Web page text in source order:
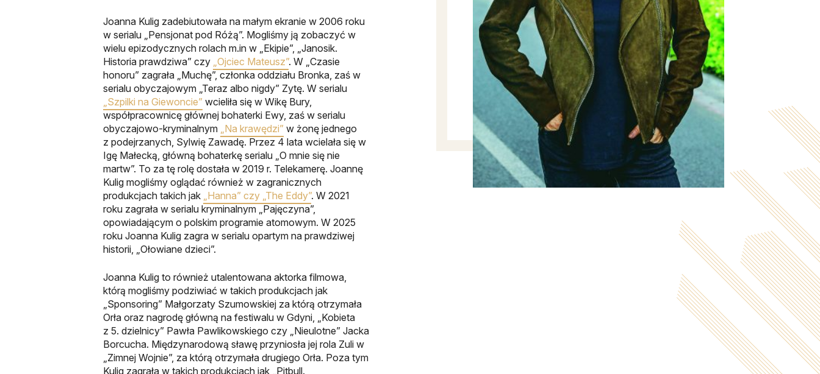
Joanna Kulig zadebiutowała na małym ekranie w 2006 roku
w serialu „Pensjonat pod Różą”. Mogliśmy ją zobaczyć w
wielu epizodycznych rolach m.in w „Ekipie”, „Janosik.
Historia prawdziwa” czy „Ojciec Mateusz”. W „Czasie
honoru” zagrała „Muchę”, członka oddziału Bronka, zaś w
serialu obyczajowym „Teraz albo nigdy” Zytę. W serialu
„Szpilki na Giewoncie” wcieliła się w Wikę Bury,
współpracownicę głównej bohaterki Ewy, zaś w serialu
obyczajowo-kryminalnym „Na krawędzi” w żonę jednego
z podejrzanych, Sylwię Zawadę. Przez 4 lata wcielała się w
Igę Małecką, główną bohaterkę serialu „O mnie się nie
martw”. To za tę rolę dostała w 2019 r. Telekamerę. Joannę
Kulig mogliśmy oglądać również w zagranicznych
produkcjach takich jak „Hanna” czy „The Eddy”. W 2021
roku zagrała w serialu kryminalnym „Pajęczyna”,
opowiadającym o polskim programie atomowym. W 2025
roku Joanna Kulig zagra w serialu opartym na prawdziwej
historii, „Ołowiane dzieci”.
Joanna Kulig to również utalentowana aktorka filmowa,
którą mogliśmy podziwiać w takich produkcjach jak
„Sponsoring” Małgorzaty Szumowskiej za którą otrzymała
Orła oraz nagrodę główną na festiwalu w Gdyni, „Kobieta
z 5. dzielnicy” Pawła Pawlikowskiego czy „Nieulotne” Jacka
Borcucha. Międzynarodową sławę przyniosła jej rola Zuli w
„Zimnej Wojnie”, za którą otrzymała drugiego Orła. Poza tym
Kulig zagrała w takich produkcjach jak „Pitbull.